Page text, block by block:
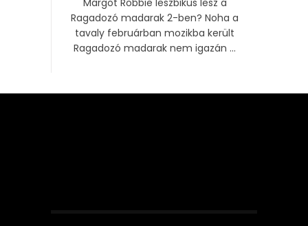
Ragadozó madarak 2-ben? Noha a
tavaly februárban mozikba került
Ragadozó madarak nem igazán ...